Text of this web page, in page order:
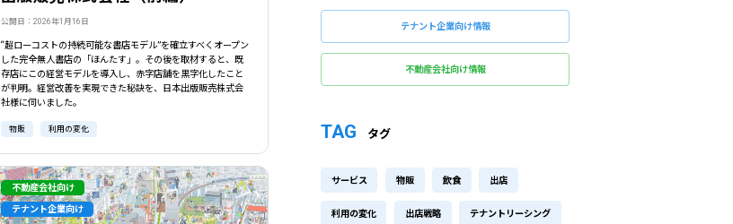
公開日：2026年1月16日
“超ローコストの持続可能な書店モデル”を確立すべくオープン
した完全無人書店の「ほんたす」。その後を取材すると、既
存店にこの経営モデルを導入し、赤字店舗を黒字化したこと
が判明。経営改善を実現できた秘訣を、日本出版販売株式会
社様に伺いました。
物販 利用の変化
不動産会社向け
テナント企業向け
テナント企業向け情報
不動産会社向け情報
TAG タグ
サービス 物販 飲食 出店
利用の変化 出店戦略 テナントリーシング